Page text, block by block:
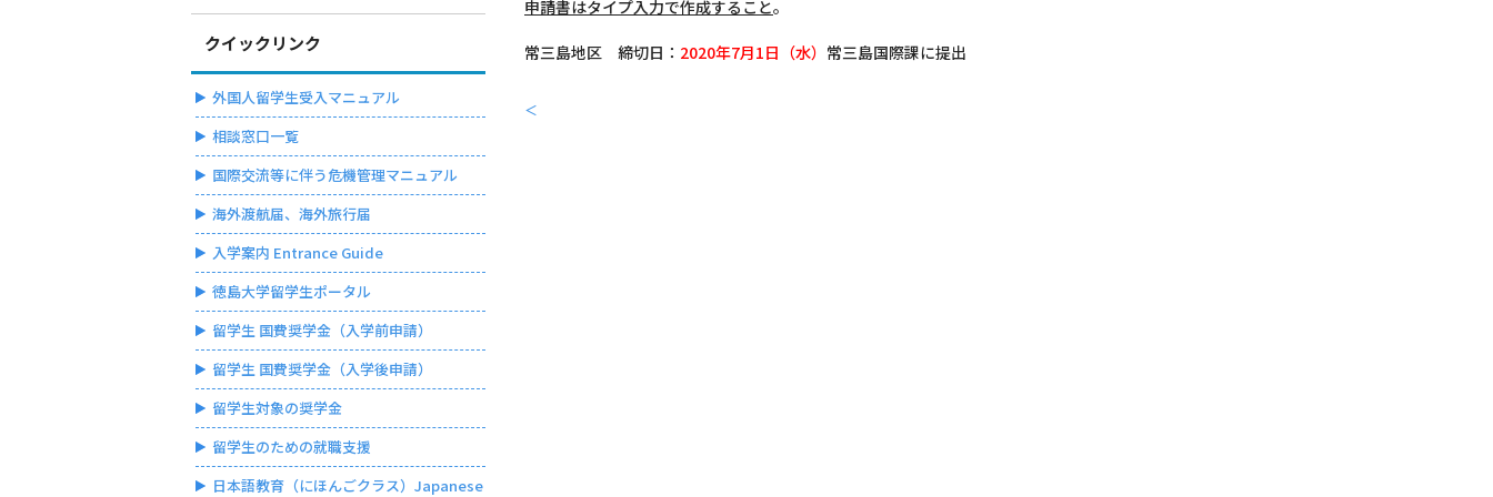
申請書はタイプ入力で作成すること。
常三島地区 締切日： 2020年7月1日（水） 常三島国際課に提出
＜
クイックリンク
外国人留学生受入マニュアル
相談窓口一覧
国際交流等に伴う危機管理マニュアル
海外渡航届、海外旅行届
入学案内 Entrance Guide
徳島大学留学生ポータル
留学生 国費奨学金（入学前申請）
留学生 国費奨学金（入学後申請）
留学生対象の奨学金
留学生のための就職支援
日本語教育（にほんごクラス）Japanese